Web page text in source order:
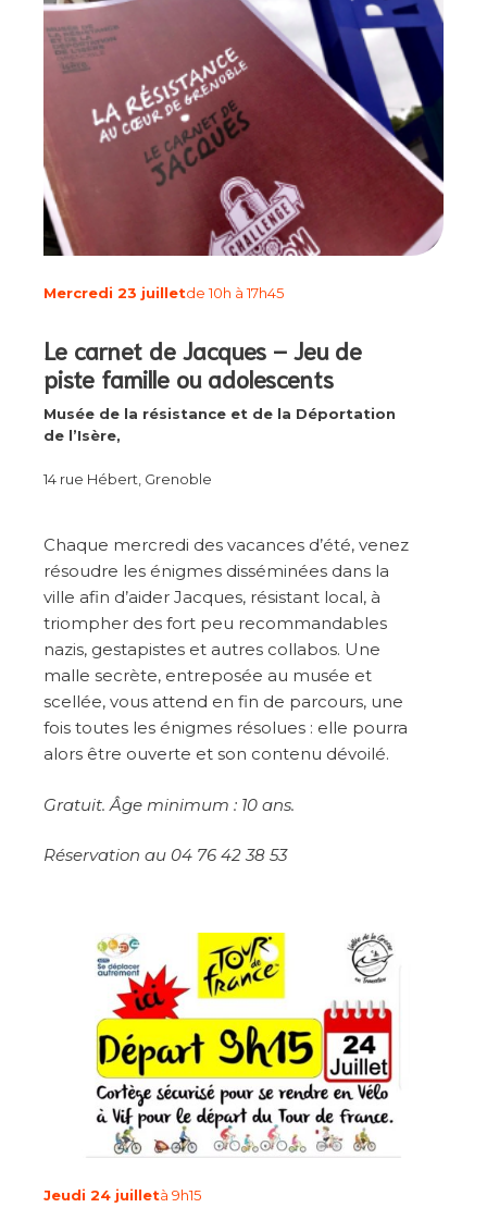
Mercredi 23 juilletde 10h à 17h45
Le carnet de Jacques – Jeu de
piste famille ou adolescents
Musée de la résistance et de la Déportation
de l’Isère,
14 rue Hébert, Grenoble
Chaque mercredi des vacances d’été, venez
résoudre les énigmes disséminées dans la
ville afin d’aider Jacques, résistant local, à
triompher des fort peu recommandables
nazis, gestapistes et autres collabos. Une
malle secrète, entreposée au musée et
scellée, vous attend en fin de parcours, une
fois toutes les énigmes résolues : elle pourra
alors être ouverte et son contenu dévoilé.
Gratuit. Âge minimum : 10 ans.
Réservation au 04 76 42 38 53
Jeudi 24 juilletà 9h15